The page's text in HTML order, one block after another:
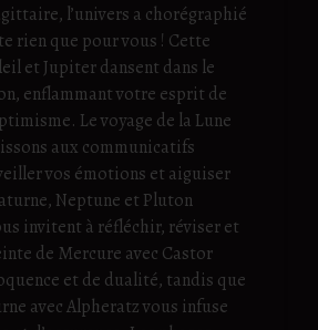
l’univers a chorégraphié
rien que pour vous ! Cette
et Jupiter dansent dans le
enflammant votre esprit de
Le voyage de la Lune
aux communicatifs
vos émotions et aiguiser
Neptune et Pluton
invitent à réfléchir, réviser et
de Mercure avec Castor
et de dualité, tandis que
avec Alpheratz vous infuse